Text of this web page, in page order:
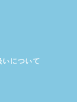
について